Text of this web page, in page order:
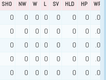
SHO NW W L SV HLD HP WPCT
0 0 0 0 0 0 0
0 0 0 0 0 0 0
0 0 0 0 0 0 0
0 0 0 0 0 0 0
0 0 0 0 0 0 0